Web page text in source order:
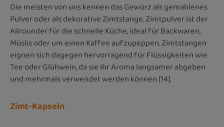
Die meisten von uns kennen das Gewürz als gemahlenes
Pulver oder als dekorative Zimtstange. Zimtpulver ist der
Allrounder für die schnelle Küche, ideal für Backwaren,
Müslis oder um einen Kaffee aufzupeppen. Zimtstangen
eignen sich dagegen hervorragend für Flüssigkeiten wie
Tee oder Glühwein, da sie ihr Aroma langsamer abgeben
und mehrmals verwendet werden können [14].
Zimt-Kapseln